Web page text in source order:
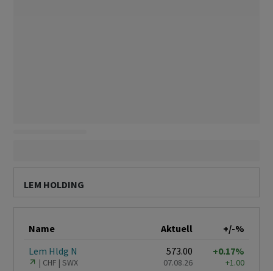
LEM HOLDING
Name Aktuell
+/-%
Lem Hldg N
CHF SWX
573.00
07.08.26
+0.17%
+1.00